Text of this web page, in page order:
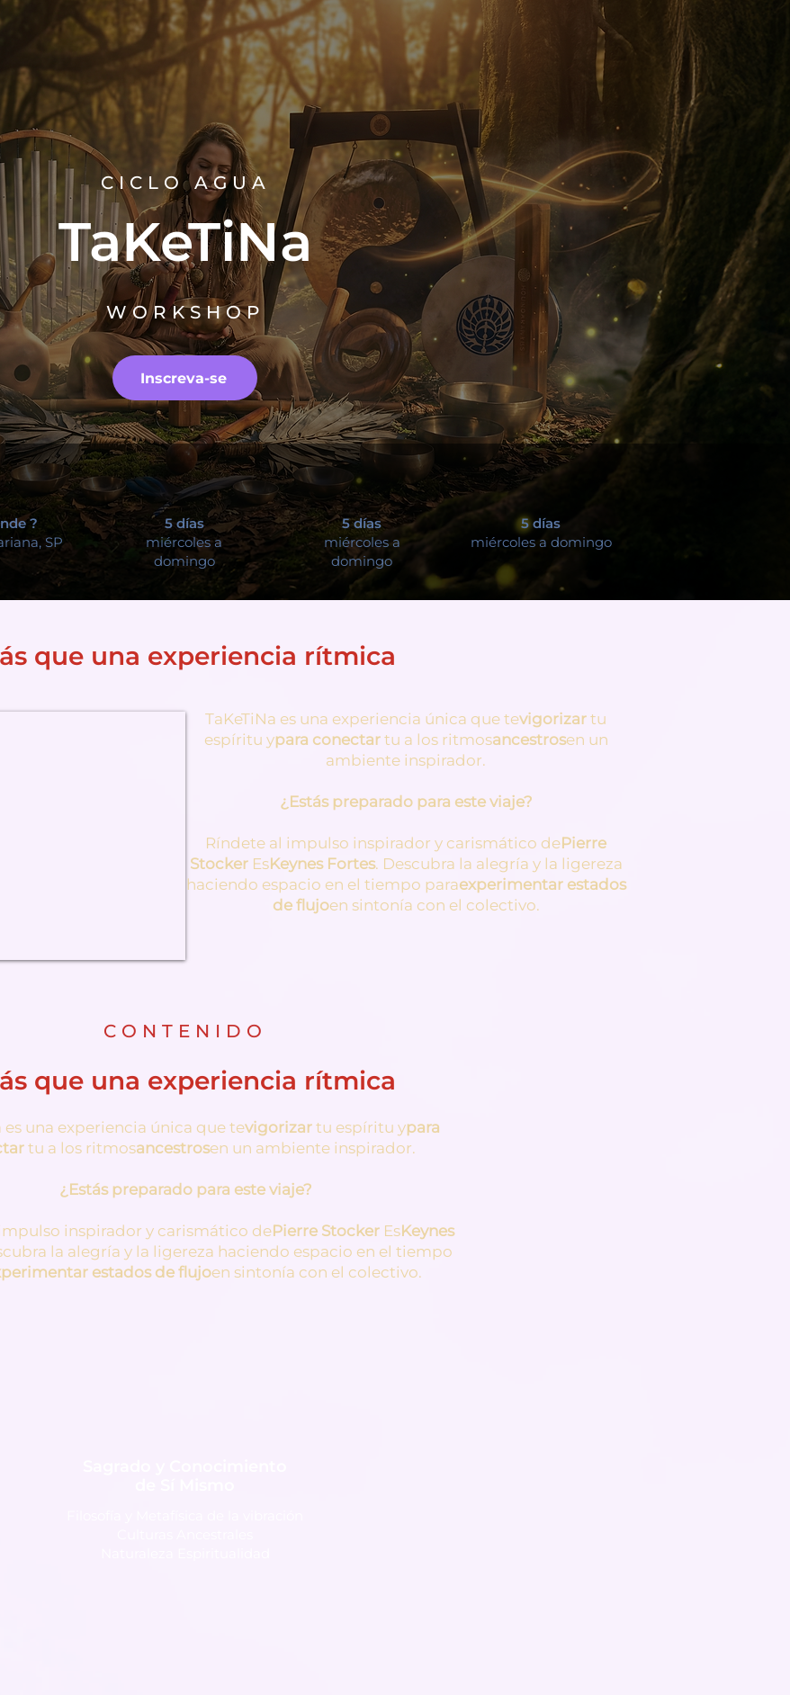
CICLO AGUA
TaKeTiNa
WORKSHOP
Inscreva-se
?
SP
5 días
miércoles a
domingo
5 días
miércoles a
domingo
5 días
miércoles a domingo
que una experiencia rítmica
TaKeTiNa es una experiencia única que tevigorizar tu
espíritu ypara conectartu a los ritmosancestrosen un
ambiente inspirador.
¿Estás preparado para este viaje?
Ríndete al impulso inspirador y carismático dePierre
StockerEsKeynes Fortes. Descubra la alegría y la ligereza
haciendo espacio en el tiempo paraexperimentar estados
de flujoen sintonía con el colectivo.
CONTENIDO
que una experiencia rítmica
es una experiencia única que tevigorizar tu espíritu ypara
tu a los ritmosancestrosen un ambiente inspirador.
¿Estás preparado para este viaje?
inspirador y carismático dePierre Stocker EsKeynes
la alegría y la ligereza haciendo espacio en el tiempo
estados de flujoen sintonía con el colectivo.